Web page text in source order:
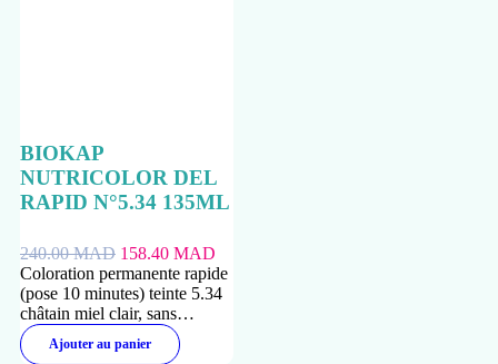
BIOKAP
NUTRICOLOR DEL
RAPID N°5.34 135ML
240.00MAD 158.40 MAD
Coloration permanente rapide
(pose 10 minutes) teinte 5.34
châtain miel clair, sans
ammoniaque, qui couvre 100
pour cent des cheveux blancs
Ajouter au panier